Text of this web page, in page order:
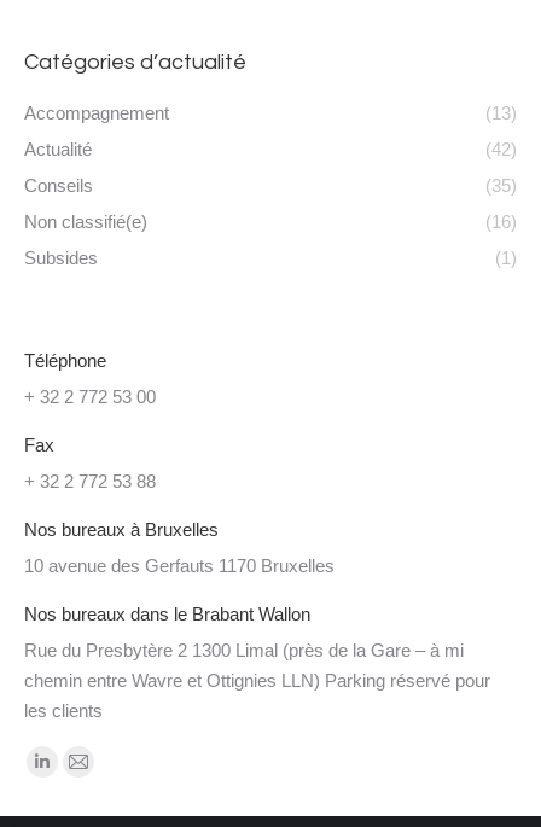
Catégories d’actualité
Accompagnement
(13)
Actualité
(42)
Conseils
(35)
Non classifié(e)
(16)
Subsides
(1)
Téléphone
+ 32 2 772 53 00
Fax
+ 32 2 772 53 88
Nos bureaux à Bruxelles
10 avenue des Gerfauts 1170 Bruxelles
Nos bureaux dans le Brabant Wallon
Rue du Presbytère 2 1300 Limal (près de la Gare – à mi
chemin entre Wavre et Ottignies LLN) Parking réservé pour
les clients
Trouvez nous sur :